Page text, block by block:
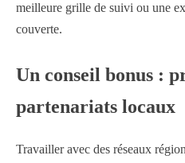
meilleure grille de suivi ou une
couverte.
Un conseil bonus :
partenariats locaux
Travailler avec des réseaux